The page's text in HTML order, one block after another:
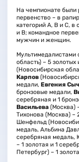
На чемпионате были
первенство – в
категорий А, В и С,
и В; командное
мужчин и женщин.
Мультимедалистами
область) – 5
(Новосибирская
Карпов
медали, Евгения
бронзовые медали,
серебряная и 1
Васильева(Москва)
Тихонова (Москва) –
Шенфельд
медаль, Альбина
серебряная медаль,
– 1 золотая и 1
Петербург) – 1